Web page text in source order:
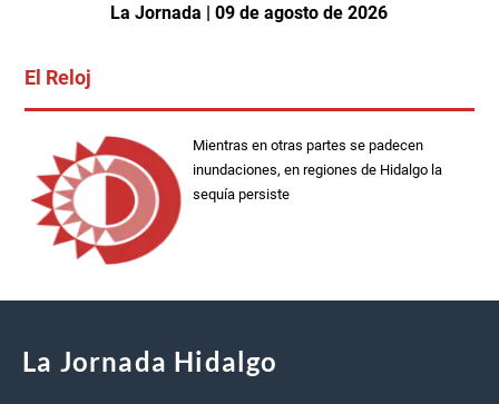
La Jornada | 09 de agosto de 2026
El Reloj
Mientras en otras partes se padecen
inundaciones, en regiones de Hidalgo la
sequía persiste
La Jornada Hidalgo